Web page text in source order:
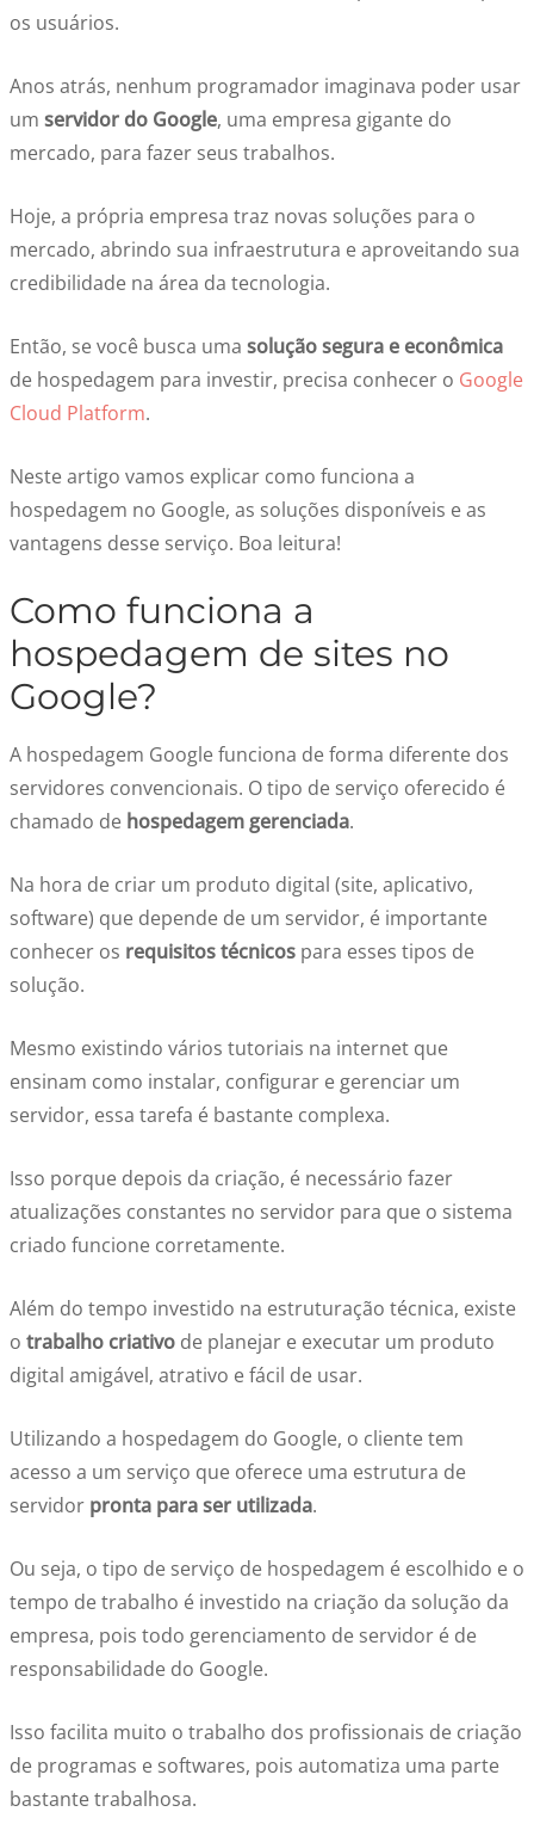
os usuários.
Anos atrás, nenhum programador imaginava poder usar
um servidor do Google, uma empresa gigante do
mercado, para fazer seus trabalhos.
Hoje, a própria empresa traz novas soluções para o
mercado, abrindo sua infraestrutura e aproveitando sua
credibilidade na área da tecnologia.
Então, se você busca uma solução segura e econômica
de hospedagem para investir, precisa conhecer o Google
Cloud Platform.
Neste artigo vamos explicar como funciona a
hospedagem no Google, as soluções disponíveis e as
vantagens desse serviço. Boa leitura!
Como funciona a
hospedagem de sites no
Google?
A hospedagem Google funciona de forma diferente dos
servidores convencionais. O tipo de serviço oferecido é
chamado de hospedagem gerenciada.
Na hora de criar um produto digital (site, aplicativo,
software) que depende de um servidor, é importante
conhecer os requisitos técnicos para esses tipos de
solução.
Mesmo existindo vários tutoriais na internet que
ensinam como instalar, configurar e gerenciar um
servidor, essa tarefa é bastante complexa.
Isso porque depois da criação, é necessário fazer
atualizações constantes no servidor para que o sistema
criado funcione corretamente.
Além do tempo investido na estruturação técnica, existe
o trabalho criativo de planejar e executar um produto
digital amigável, atrativo e fácil de usar.
Utilizando a hospedagem do Google, o cliente tem
acesso a um serviço que oferece uma estrutura de
servidor pronta para ser utilizada.
Ou seja, o tipo de serviço de hospedagem é escolhido e o
tempo de trabalho é investido na criação da solução da
empresa, pois todo gerenciamento de servidor é de
responsabilidade do Google.
Isso facilita muito o trabalho dos profissionais de criação
de programas e softwares, pois automatiza uma parte
bastante trabalhosa.